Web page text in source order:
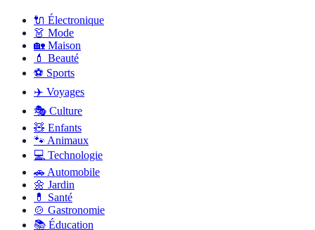
🔌 Électronique
👗 Mode
🏡 Maison
💄 Beauté
⚽️ Sports
✈️ Voyages
🎭 Culture
🧸 Enfants
🐾 Animaux
💻 Technologie
🚗 Automobile
🌼 Jardin
💊
Santé
🍲 Gastronomie
📚 Éducation